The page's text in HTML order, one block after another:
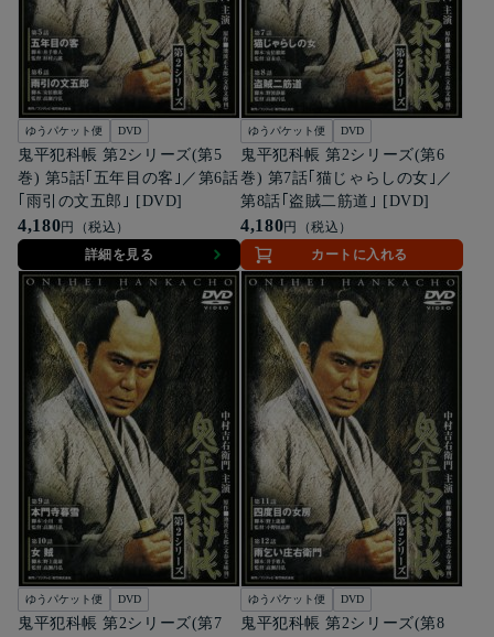
ゆうパケット便 DVD
鬼平犯科帳 第2シリーズ(第5
巻) 第5話｢五年目の客｣／第6話
｢雨引の文五郎｣ [DVD]
4,180円（税込）
詳細を見る
ゆうパケット便 DVD
鬼平犯科帳 第2シリーズ(第6
巻) 第7話｢猫じゃらしの女｣／
第8話｢盗賊二筋道｣ [DVD]
4,180円（税込）
カートに入れる
ゆうパケット便 DVD
鬼平犯科帳 第2シリーズ(第7
ゆうパケット便 DVD
鬼平犯科帳 第2シリーズ(第8